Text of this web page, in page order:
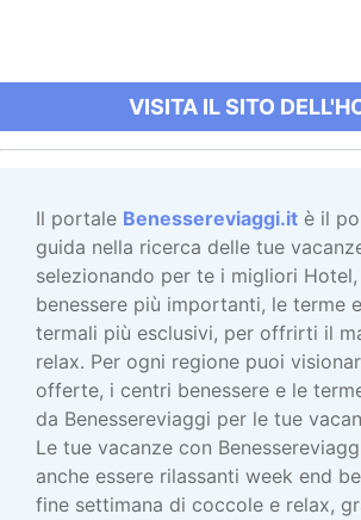
VISITA IL SITO
Il portale Benessereviaggi.it è il
guida nella ricerca delle tue
selezionando per te i migliori
benessere più importanti, le terme
termali più esclusivi, per offrirti il
relax. Per ogni regione puoi
offerte, i centri benessere e le
da Benessereviaggi per le tue
Le tue vacanze con
anche essere rilassanti week end
fine settimana di coccole e relax,